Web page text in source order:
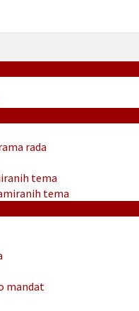
rada
tema
tema
mandat